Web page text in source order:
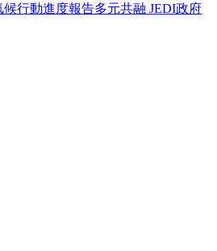
候行動進度報告多元共融 JEDI政府